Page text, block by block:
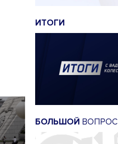
ИТОГИ
БОЛЬШОЙ ВОПРОС